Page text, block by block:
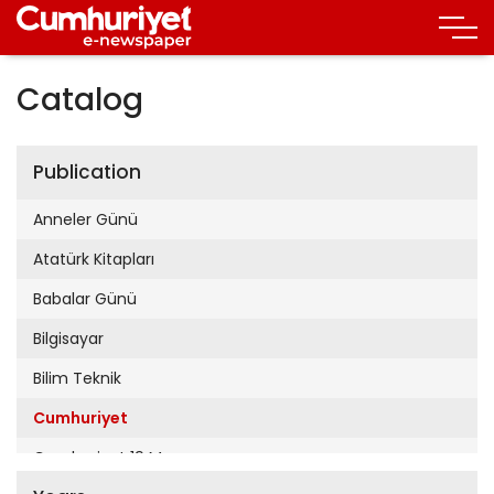
Catalog
Publication
Anneler Günü
Atatürk Kitapları
Babalar Günü
Bilgisayar
Bilim Teknik
Cumhuriyet
Cumhuriyet 19 Mayıs